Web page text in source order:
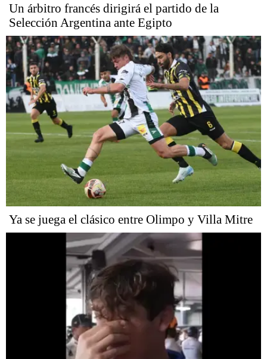
Un árbitro francés dirigirá el partido de la
Selección Argentina ante Egipto
Ya se juega el clásico entre Olimpo y Villa Mitre